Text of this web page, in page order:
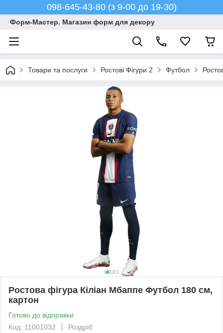
098-645-43-80 (з 9-00 до 19-30)
Форм-Мастер. Магазин форм для декору
Товари та послуги Ростові Фігури 2 Футбол
Ростова фігура Кіліан Мбаппе Футбол 180 см,
картон
Готово до відправки
Код: 11001032
Роздріб